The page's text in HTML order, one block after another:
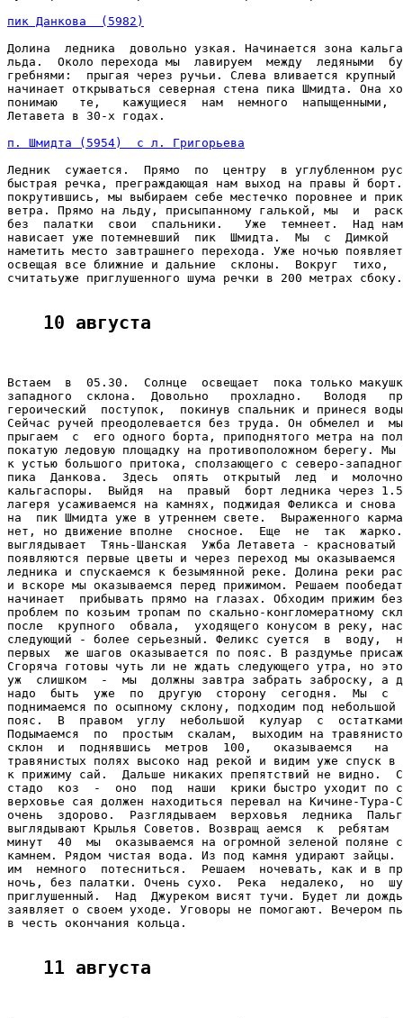
пик Данкова  (5982)
Долина  ледника  довольно узкая. Начинается зона
льда.  Около перехода мы  лавируем  между  ледяными
гребнями:  прыгая через ручьи. Слева вливается крупный
начинает открываться северная стена пика Шмидта. Она
понимаю   те,   кажущиеся  нам  немного  напыщенными,
Летавета в 30-х годах.
п. Шмидта (5954)  с л. Григорьева
Ледник  сужается.  Прямо  по  центру  в углубленном
быстрая речка, преграждающая нам выход на правы й
покрутившись, мы выбираем себе местечко поровнее и
ветра. Прямо на льду, присыпанному галькой, мы  и
без  палатки  свои  спальники.   Уже  темнеет.  Над
нависает уже потемневший  пик  Шмидта.  Мы  с  Димкой
наметить место завтрашнего перехода. Уже ночью
освещая все ближние и дальние  склоны.  Вокруг  тихо,
считатьуже приглушенного шума речки в 200 метрах сбоку.
10 августа
Встаем  в  05.30.  Солнце  освещает  пока только
западного  склона.  Довольно   прохладно.   Володя
героический  поступок,  покинув спальник и принеся
Сейчас ручей преодолевается без труда. Он обмелел и
прыгаем  с  его одного борта, приподнятого метра на
покатую ледовую площадку на противоположном берегу. Мы
к устью большого притока, сползающего с северо-
пика  Данкова.  Здесь  опять  открытый  лед  и
кальгаспоры.  Выйдя  на  правый  борт ледника через
лагеря усаживаемся на камнях, поджидая Феликса и снова
на  пик Шмидта уже в утреннем свете.  Выраженного
нет, но движение вполне  сносное.  Еще  не  так
выглядывает  Тянь-Шанская  Ужба Летавета - красноватый
появляются первые цветы и через переход мы
ледника и спускаемся к безымянной реке. Долина реки
и вскоре мы оказываемся перед прижимом. Решаем
начинает  прибывать прямо на глазах. Обходим прижим
проблем по козьим тропам по скально-конгломератному
после  крупного  обвала,  уходящего конусом в реку,
следующий - более серьезный. Феликс суется  в  воду,
первых  же шагов оказывается по пояс. В раздумье
Сгоряча готовы чуть ли не ждать следующего утра, но
уж  слишком  -  мы  должны завтра забрать заброску, а
надо  быть  уже  по  другую  сторону  сегодня.  Мы  с
поднимаемся по осыпному склону, подходим под небольшой
пояс.  В  правом  углу  небольшой  кулуар  с
Подымаемся  по  простым  скалам,  выходим на
склон  и  поднявшись  метров  100,   оказываемся   на
травянистых полях высоко над рекой и видим уже спуск в
к прижиму сай.  Дальше никаких препятствий не видно.
стадо  коз  -  оно  под  наши  крики быстро уходит по
верховье сая должен находиться перевал на Кичине-Тура-
очень  здорово.  Разглядываем  верховья  ледника
выглядывают Крылья Советов. Возвращ аемся  к  ребятам
минут  40  мы  оказываемся на огромной зеленой поляне
камнем. Рядом чистая вода. Из под камня удирают зайцы.
им  немного  потесниться.  Решаем  ночевать, как и в
ночь, без палатки. Очень сухо.  Река  недалеко,  но
приглушенный.  Над  Джуреком висят тучи. Будет ли
заявляет о своем уходе. Уговоры не помогают. Вечером
в честь окончания кольца.
11 августа